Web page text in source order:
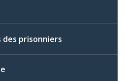
des prisonniers